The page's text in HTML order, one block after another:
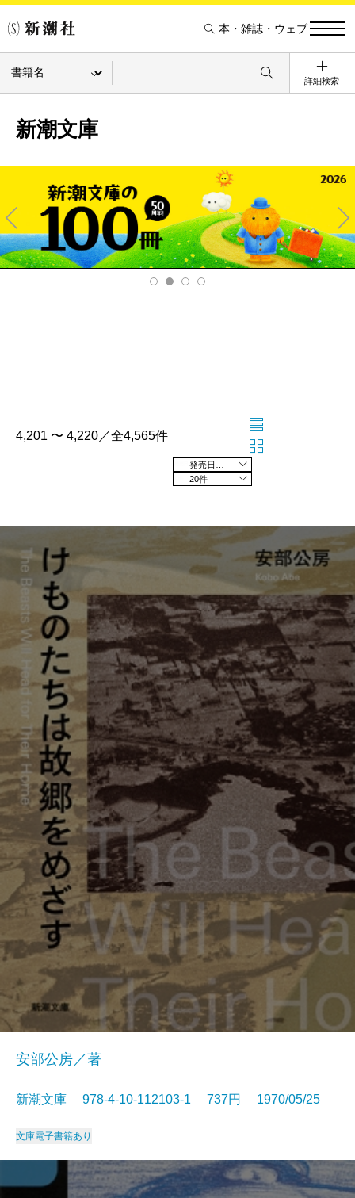
本・雑誌・ウェブ
詳細検索
新潮文庫
Pre
v
Ne
xt
4,201 〜 4,220／全4,565件
20件
安部公房／著
新潮文庫 978-4-10-112103-1 737円 1970/05/25
文庫電子書籍あり